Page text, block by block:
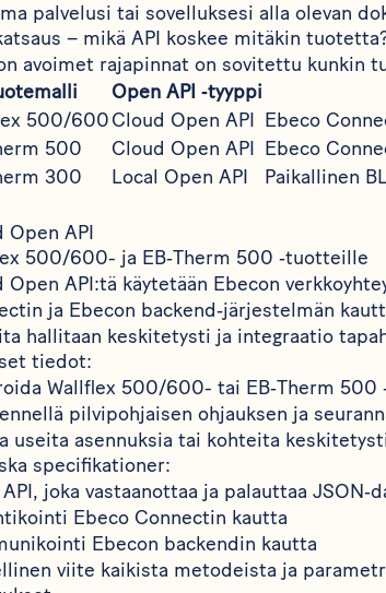
palvelusi tai sovelluksesi alla olevan
– mikä API koskee mitäkin
avoimet rajapinnat on sovitettu kunkin
Open API ‑tyyppi
500/600Cloud Open API Ebeco
500
Cloud Open API Ebeco
300
Local Open API Paikallinen
Open API
500/600- ja EB‑Therm 500 ‑tuotteille
Open API:tä käytetään Ebecon
ja Ebecon backend‑järjestelmän
hallitaan keskitetysti ja integraatio
tiedot:
Wallflex 500/600- tai EB‑Therm
pilvipohjaisen ohjauksen ja
useita asennuksia tai kohteita
specifikationer:
API, joka vastaanottaa ja palauttaa
Ebeco Connectin kautta
Ebecon backendin kautta
viite kaikista metodeista ja